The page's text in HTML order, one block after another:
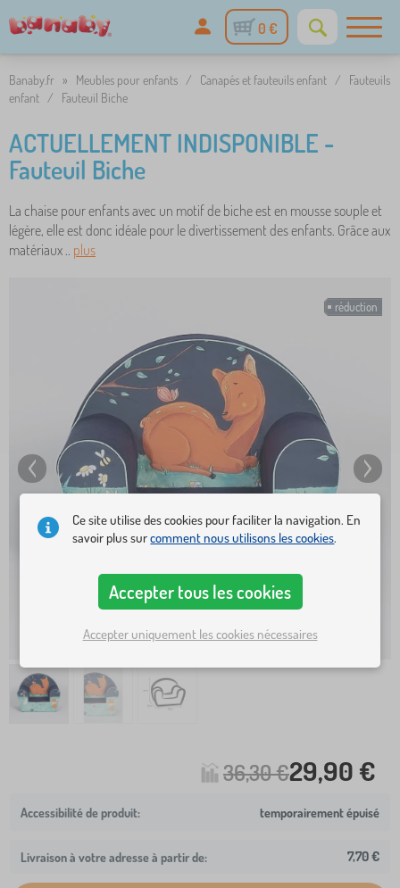
0 €
Banaby.fr » Meubles pour enfants / Canapés et fauteuils enfant /
Fauteuils
enfant / Fauteuil Biche
ACTUELLEMENT INDISPONIBLE -
Fauteuil Biche
La chaise pour enfants avec un motif de biche est en mousse souple et
légère, elle est donc idéale pour le divertissement des enfants. Grâce aux
matériaux .. plus
réduction
36,30 €29,90 €
temporairement épuisé
Livraison à votre adresse à partir de: 7,70 €
Ce site utilise des cookies pour faciliter la navigation. En
savoir plus surcomment nous utilisons les cookies.
Accepter tous les cookies
Accepter uniquement les cookies nécessaires